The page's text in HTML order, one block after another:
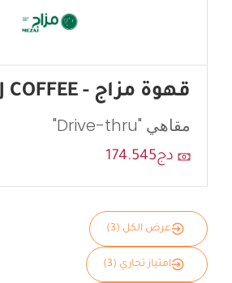
قهوة مزاج - MEZAJ COFFEE
مقاهي "Drive-thru"
دج174.545
عرض الكل (3)
امتياز تجاري (3)